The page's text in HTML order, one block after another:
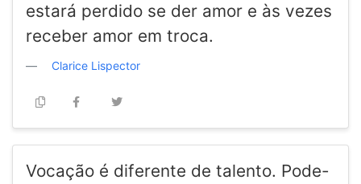
estará perdido se der amor e às vezes
receber amor em troca.
Clarice Lispector
Vocação é diferente de talento. Pode-